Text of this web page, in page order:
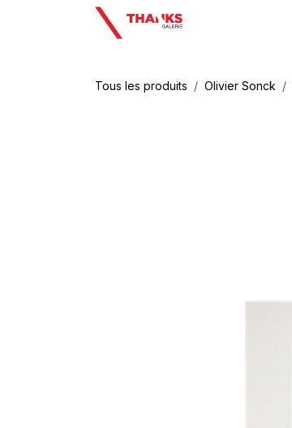
Se rendre au contenu
Tous les produits Olivier Sonck